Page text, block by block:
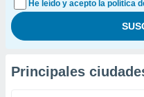
He leído y acepto la política
Principales